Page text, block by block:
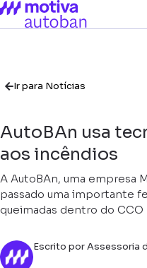
Ir para Notícias
AutoBAn usa
aos incêndios
A AutoBAn, uma empresa
passado uma importante
queimadas dentro do CCO
Escrito por Assessoria